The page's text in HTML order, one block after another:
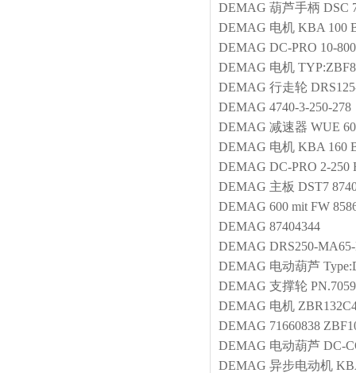
DEMAG 葫芦手柄 DSC
DEMAG 电机 KBA 100
DEMAG DC-PRO 10-
DEMAG 电机
DEMAG 行走轮
DEMAG 4740-3-250-278
DEMAG 减速器 WUE
DEMAG 电机 KBA 160
DEMAG DC-PRO 2-250
DEMAG 主板 DST7
DEMAG 600 mit FW
DEMAG 87404344
DEMAG DRS250-
DEMAG 电动葫芦
DEMAG 支撑轮
DEMAG 电机
DEMAG 71660838
DEMAG 电动葫芦 DC-
DEMAG 异步电动机